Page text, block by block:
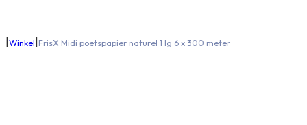
|Winkel|FrisX Midi poetspapier naturel 1 lg 6 x 300 meter